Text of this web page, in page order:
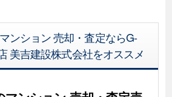
ンション 売却・査定ならG-
美吉建設株式会社をオススメ